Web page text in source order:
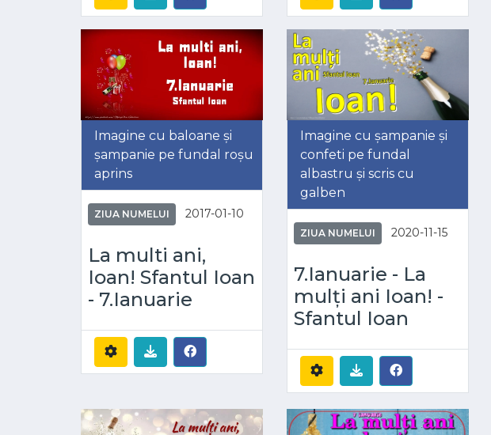
Imagine cu baloane și
șampanie pe fundal roșu
aprins
ZIUA NUMELUI 2017-01-10
La multi ani,
Ioan! Sfantul Ioan
- 7.Ianuarie
Imagine cu șampanie și
confeti pe fundal
albastru și scris cu
galben
ZIUA NUMELUI 2020-11-15
7.Ianuarie - La
mulți ani Ioan! -
Sfantul Ioan